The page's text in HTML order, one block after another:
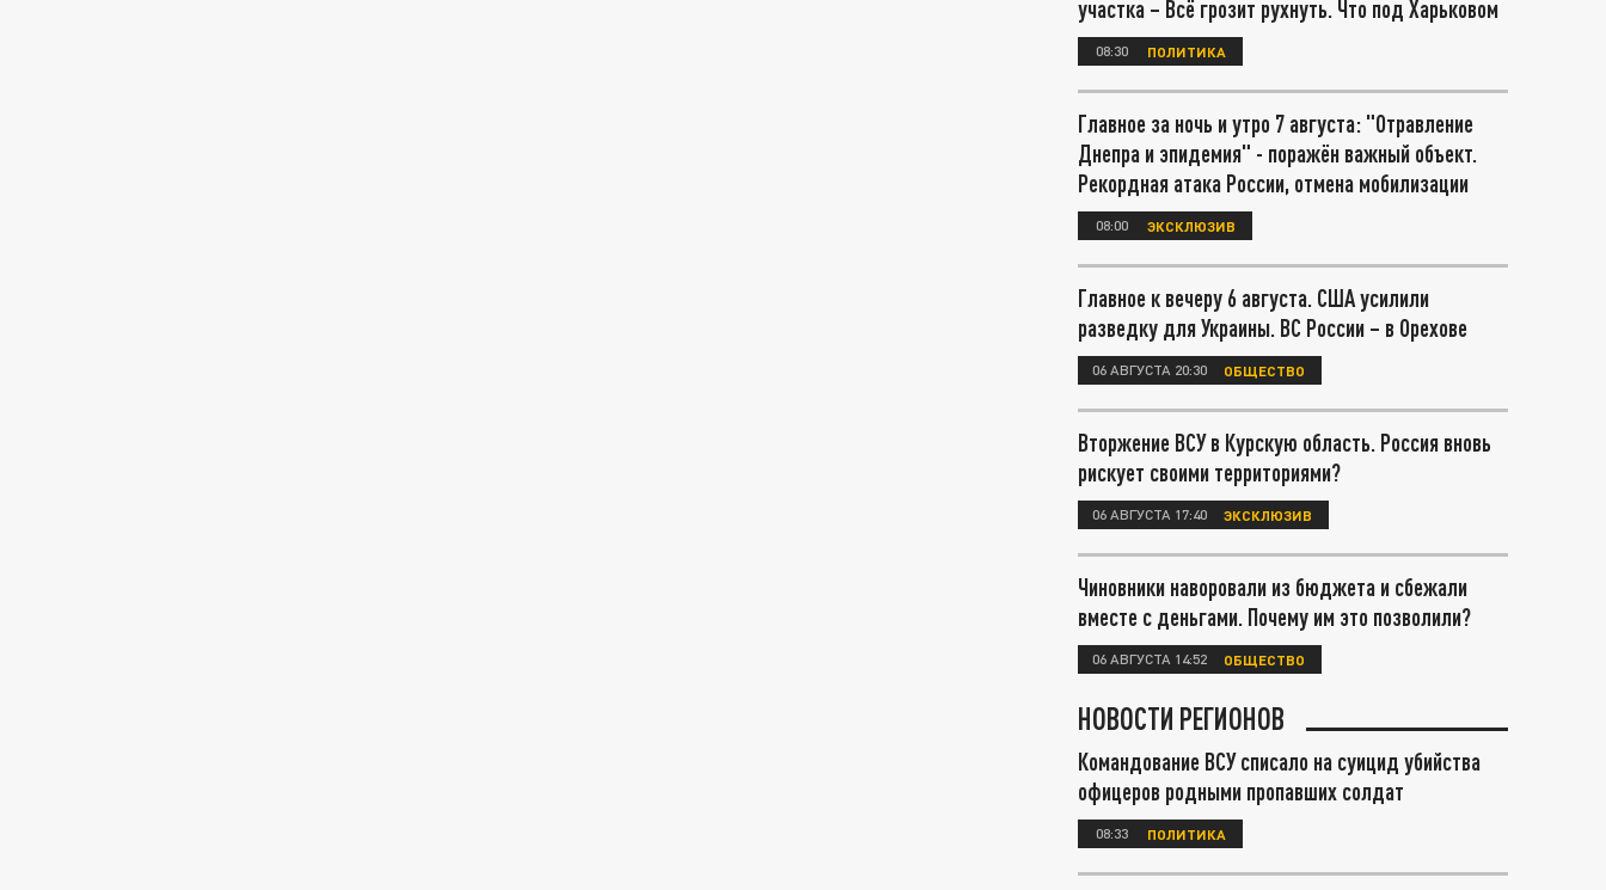
участка – Всё грозит рухнуть. Что под Харьковом
08:30 ПОЛИТИКА
Главное за ночь и утро 7 августа: "Отравление
Днепра и эпидемия" - поражён важный объект.
Рекордная атака России, отмена мобилизации
08:00 ЭКСКЛЮЗИВ
Главное к вечеру 6 августа. США усилили
разведку для Украины. ВС России – в Орехове
06 АВГУСТА 20:30 ОБЩЕСТВО
Вторжение ВСУ в Курскую область. Россия вновь
рискует своими территориями?
06 АВГУСТА 17:40 ЭКСКЛЮЗИВ
Чиновники наворовали из бюджета и сбежали
вместе с деньгами. Почему им это позволили?
06 АВГУСТА 14:52 ОБЩЕСТВО
НОВОСТИ РЕГИОНОВ
Командование ВСУ списало на суицид убийства
офицеров родными пропавших солдат
08:33 ПОЛИТИКА